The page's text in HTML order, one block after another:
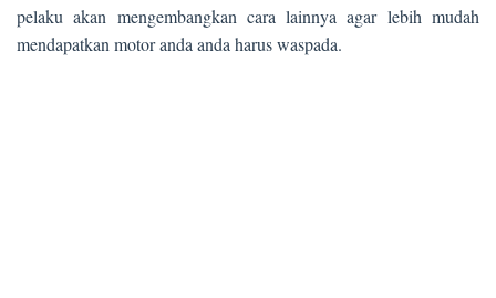
pelaku akan mengembangkan cara lainnya agar lebih mudah
mendapatkan motor anda anda harus waspada.